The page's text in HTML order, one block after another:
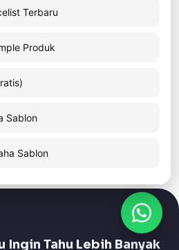
bareng Rhino Care, biar
Sekarang
Ingin Tahu Lebih Banyak
Terbaru
Produk
Sablon
Sablon